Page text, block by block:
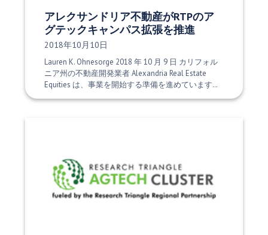
アレクサンドリア不動産がRTPのア
グテックキャンパス拡張を推進
発行日:
2018年10月10日
Lauren K. Ohnesorge 2018 年 10 月 9 日 カリフォル
ニア州の不動産開発業者 Alexandria Real Estate
Equities は、事業を開始する準備を進めています…